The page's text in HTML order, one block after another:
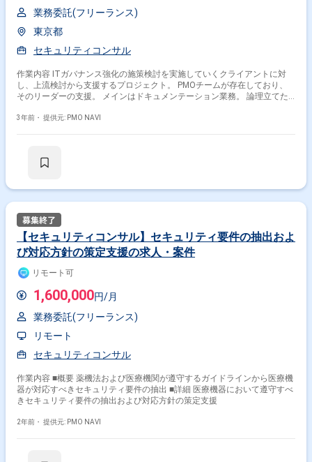
業務委託(フリーランス)
東京都
セキュリティコンサル
作業内容 ITガバナンス強化の施策検討を実施していくクライアントに対
し、上流検討から支援するプロジェクト。 PMOチームが存在しており、
そのリーダーの支援。 メインはドキュメンテーション業務。 論理立てた
だとありがたい。
3年前・ 提供元: PMO NAVI
【セキュリティコンサル】セキュリティ要件の抽出およ
び対応方針の策定支援の求人・案件
リモート可
1,600,000円/月
業務委託(フリーランス)
リモート
セキュリティコンサル
作業内容 ■概要 薬機法および医療機関が遵守するガイドラインから医療機
器が対応すべきセキュリティ要件の抽出 ■詳細 医療機器において遵守すべ
きセキュリティ要件の抽出および対応方針の策定支援
2年前・ 提供元: PMO NAVI